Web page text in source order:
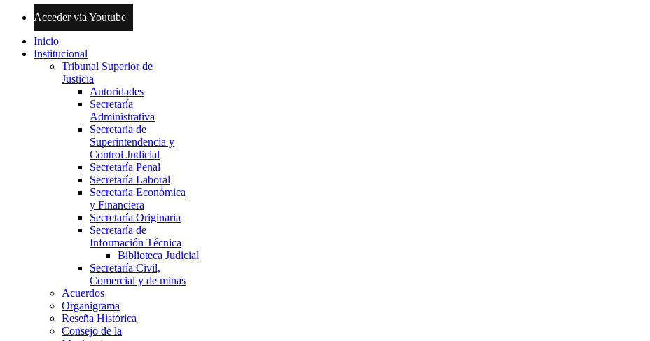
Acceder vía Youtube
Inicio
Institucional
Tribunal Superior de
Justicia
Autoridades
Secretaría
Administrativa
Secretaría de
Superintendencia y
Control Judicial
Secretaría Penal
Secretaría Laboral
Secretaría Económica
y Financiera
Secretaría Originaria
Secretaría de
Información Técnica
Biblioteca Judicial
Secretaría Civil,
Comercial y de minas
Acuerdos
Organigrama
Reseña Histórica
Consejo de la